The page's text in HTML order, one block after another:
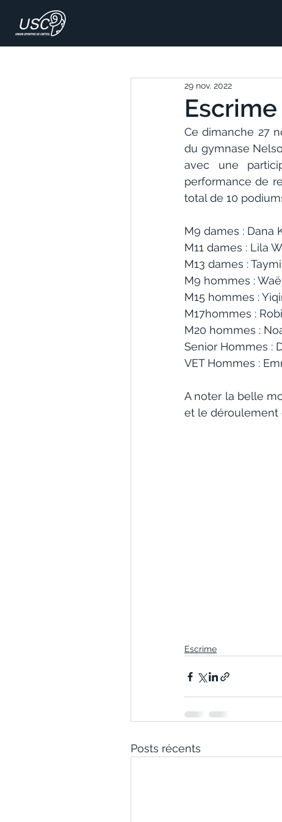
29 nov. 2022
Ce dimanche 27
du gymnase
avec une
performance de
total de 10
M9 dames : Dana
M11 dames : Lila
M13 dames :
M9 hommes :
M15 hommes :
M17hommes :
M20 hommes :
Senior Hommes :
VET Hommes :
A noter la belle
et le déroulement
Escrime
Posts récents